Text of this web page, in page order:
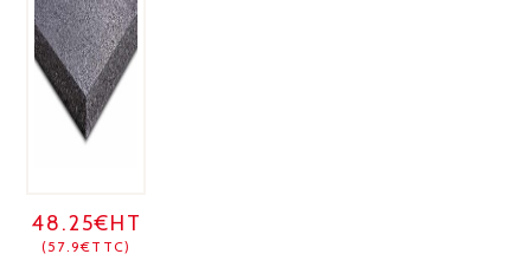
48.25€HT
(57.9€TTC)